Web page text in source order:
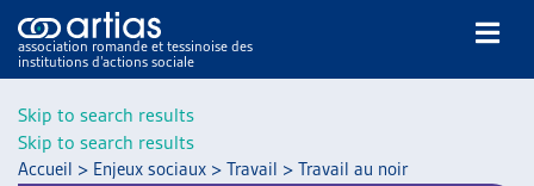
Skip to search results
Skip to search results
association romande et tessinoise des
institutions d’actions sociale
Accueil > Enjeux sociaux > Travail > Travail au noir